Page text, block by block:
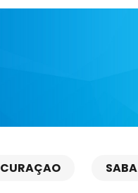
CURAÇAO SABA